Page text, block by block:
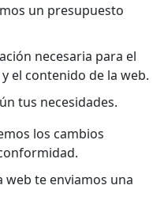
un presupuesto
necesaria para el
el contenido de la web.
tus necesidades.
los cambios
web te enviamos una